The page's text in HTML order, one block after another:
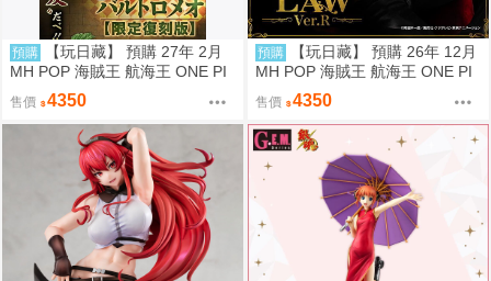
預購
【玩日藏】 預購 27年 2月
MH POP 海賊王 航海王 ONE PI
ECE LIMITED EDITION 食人鬼
巴特洛馬 巴托洛米奧 限定復刻版
售價 4350
預購
【玩日藏】 預購 26年 12月
MH POP 海賊王 航海王 ONE PI
ECE S.O.C SOC 托拉法爾加 羅
Ver.R 代理版
售價 4350